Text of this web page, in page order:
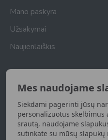
Mes naudojame
Siekdami pagerinti jūsų
personalizuotus
srautą, naudojame
sutinkate su mūsų slapukų
Mano paskyra
Užsakymai
Naujienlaiškis
Naujienlaiškis
Gaukite naujienas apie
Susipažinau ir sutinku su